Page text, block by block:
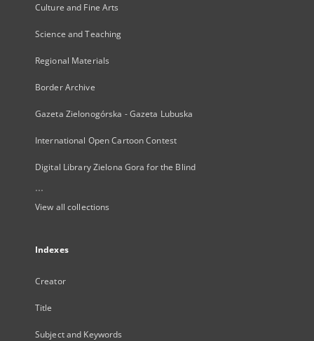
Culture and Fine Arts
Science and Teaching
Regional Materials
Border Archive
Gazeta Zielonogórska - Gazeta Lubuska
International Open Cartoon Contest
Digital Library Zielona Gora for the Blind
...
View all collections
Indexes
Creator
Title
Subject and Keywords